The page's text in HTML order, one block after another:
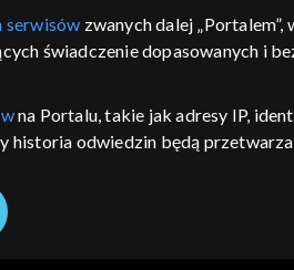
serwisów zwanych dalej
świadczenie dopasowanych i
na Portalu, takie jak adresy IP,
odwiedzin będą
profilu spersonalizowanych
opinii odbiorców,
lub treści, dopasowywania i